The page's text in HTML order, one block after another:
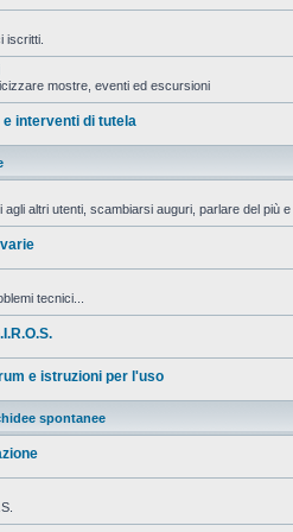
iscritti.
mostre, eventi ed escursioni
e interventi di tutela
altri utenti, scambiarsi auguri, parlare del più e
tecnici...
e istruzioni per l'uso
spontanee